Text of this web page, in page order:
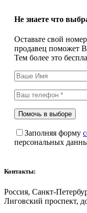
Не знаете что
Оставьте свой
продавец поможет
Тем более это
Заполняя форму
персональных
Контакты:
Россия, Санкт-
Лиговский проспект,